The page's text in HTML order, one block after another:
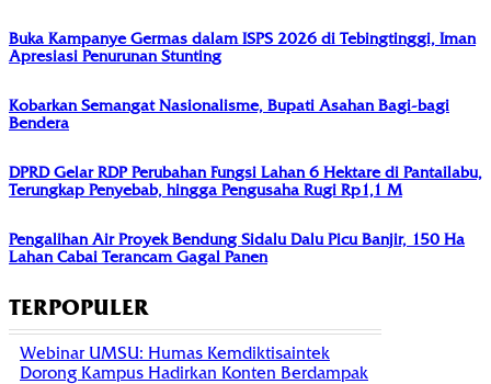
Buka Kampanye Germas dalam ISPS 2026 di Tebingtinggi, Iman
Apresiasi Penurunan Stunting
Kobarkan Semangat Nasionalisme, Bupati Asahan Bagi-bagi
Bendera
DPRD Gelar RDP Perubahan Fungsi Lahan 6 Hektare di Pantailabu,
Terungkap Penyebab, hingga Pengusaha Rugi Rp1,1 M
Pengalihan Air Proyek Bendung Sidalu Dalu Picu Banjir, 150 Ha
Lahan Cabai Terancam Gagal Panen
TERPOPULER
Webinar UMSU: Humas Kemdiktisaintek
Dorong Kampus Hadirkan Konten Berdampak